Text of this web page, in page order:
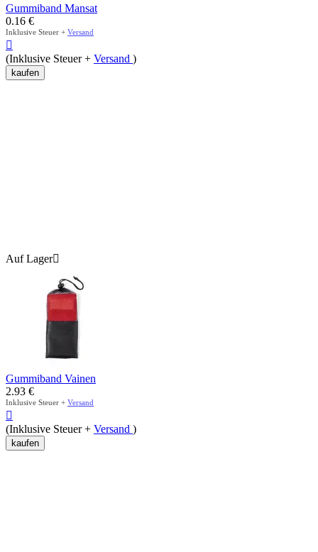
Gummiband Mansat
0.16 €
Inklusive Steuer + Versand

(Inklusive Steuer + Versand )
kaufen
Auf Lager
Gummiband Vainen
2.93 €
Inklusive Steuer + Versand

(Inklusive Steuer + Versand )
kaufen